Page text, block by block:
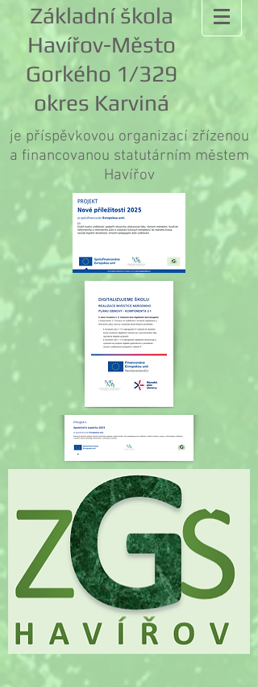
Základní škola
Havířov-Město
Gorkého 1/329
okres Karviná
je příspěvkovou organizací zřízenou
a financovanou statutárním městem
Havířov